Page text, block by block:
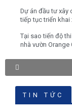
Dự án đầu tư xây
tiếp tục triển khai
Tại sao tiến độ
nhà vườn
TIN TỨC